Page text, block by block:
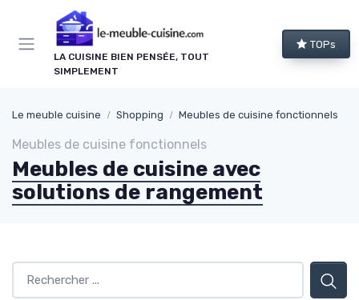
LA CUISINE BIEN PENSÉE, TOUT
SIMPLEMENT
TOPs
Le meuble cuisine Shopping Meubles de cuisine fonctionnels
Meubles de cuisine fonctionnels
Meubles de cuisine avec
solutions de rangement
Panneau de gestion des cookies